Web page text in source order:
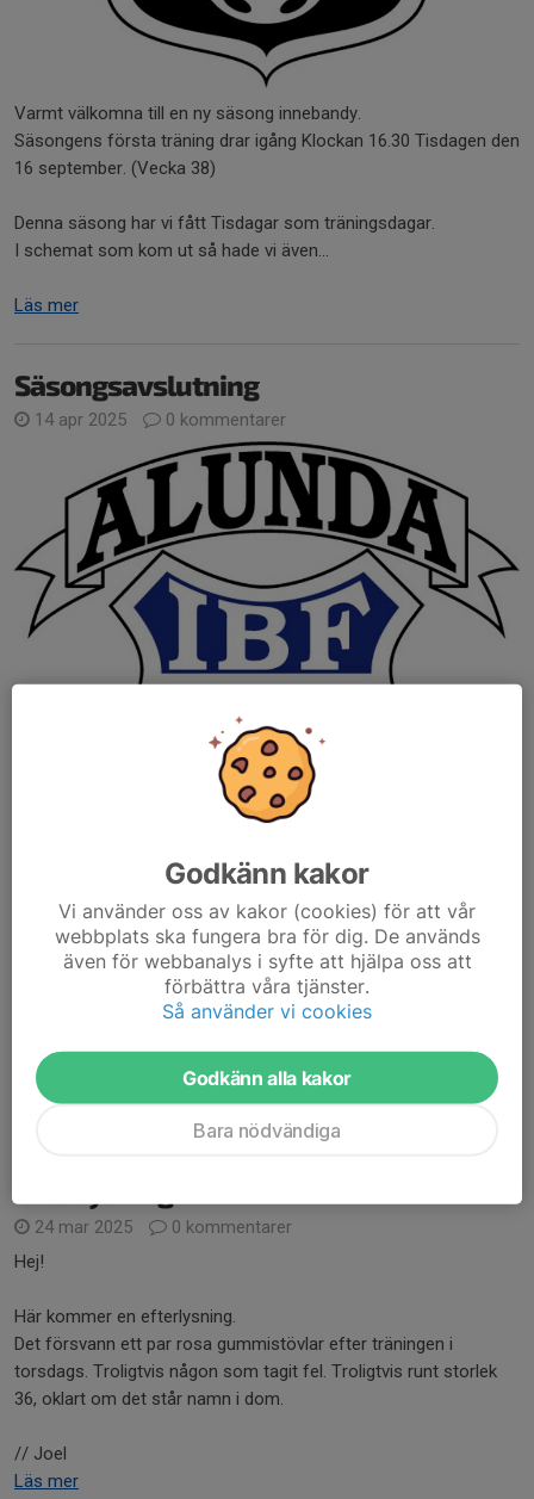
Varmt välkomna till en ny säsong innebandy.
Säsongens första träning drar igång Klockan 16.30 Tisdagen den
16 september. (Vecka 38)
Denna säsong har vi fått Tisdagar som träningsdagar.
I schemat som kom ut så hade vi även...
Läs mer
Säsongsavslutning
14 apr 2025 0 kommentarer
Här kommer lite info om säsongsavslutningen
Vi samlas inne på IFU 15.30 fredagen den 25 april för ett sista
gång vilket vi tycker är jätteroligt, Men...
24 mar 2025
0 kommentarer
Hej!
Här kommer en efterlysning.
Det försvann ett par rosa gummistövlar efter träningen i
torsdags. Troligtvis någon som tagit fel. Troligtvis runt storlek
36, oklart om det står namn i dom.
// Joel
Läs mer
Godkänn kakor
Vi använder oss av kakor (cookies) för att vår
webbplats ska fungera bra för dig. De används
även för webbanalys i syfte att hjälpa oss att
förbättra våra tjänster.
Så använder vi cookies
Godkänn alla kakor
Bara nödvändiga